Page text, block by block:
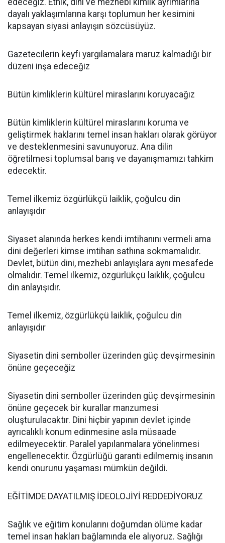
edeceğiz. Etnik, dini ve mezhebi kimlik ayrımlarına
dayalı yaklaşımlarına karşı toplumun her kesimini
kapsayan siyasi anlayışın sözcüsüyüz.
Gazetecilerin keyfi yargılamalara maruz kalmadığı bir
düzeni inşa edeceğiz
Bütün kimliklerin kültürel miraslarını koruyacağız
Bütün kimliklerin kültürel miraslarını koruma ve
geliştirmek haklarını temel insan hakları olarak görüyor
ve desteklenmesini savunuyoruz. Ana dilin
öğretilmesi toplumsal barış ve dayanışmamızı tahkim
edecektir.
Temel ilkemiz özgürlükçü laiklik, çoğulcu din
anlayışıdır
Siyaset alanında herkes kendi imtihanını vermeli ama
dini değerleri kimse imtihan sathına sokmamalıdır.
Devlet, bütün dini, mezhebi anlayışlara aynı mesafede
olmalıdır. Temel ilkemiz, özgürlükçü laiklik, çoğulcu
din anlayışıdır.
Temel ilkemiz, özgürlükçü laiklik, çoğulcu din
anlayışıdır
Siyasetin dini semboller üzerinden güç devşirmesinin
önüne geçeceğiz
Siyasetin dini semboller üzerinden güç devşirmesinin
önüne geçecek bir kurallar manzumesi
oluşturulacaktır. Dini hiçbir yapının devlet içinde
ayrıcalıklı konum edinmesine asla müsaade
edilmeyecektir. Paralel yapılanmalara yönelinmesi
engellenecektir. Özgürlüğü garanti edilmemiş insanın
kendi onurunu yaşaması mümkün değildi.
EĞİTİMDE DAYATILMIŞ İDEOLOJİYİ REDDEDİYORUZ
Sağlık ve eğitim konularını doğumdan ölüme kadar
temel insan hakları bağlamında ele alıyoruz. Sağlığı